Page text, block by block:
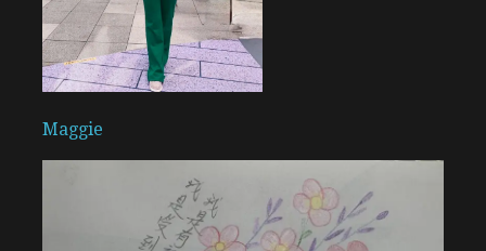
Maggie